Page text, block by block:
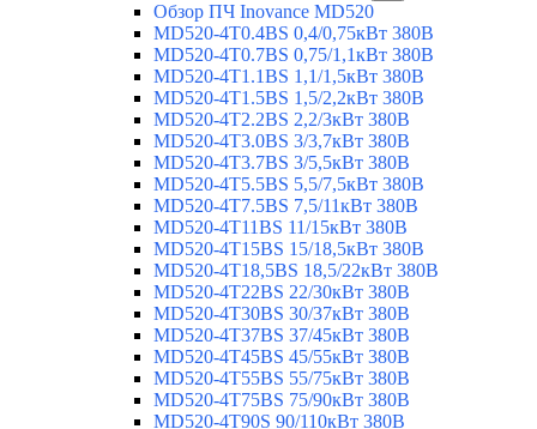
Обзор ПЧ Inovance MD520
MD520-4T0.4BS 0,4/0,75кВт 380В
MD520-4T0.7BS 0,75/1,1кВт 380В
MD520-4T1.1BS 1,1/1,5кВт 380В
MD520-4T1.5BS 1,5/2,2кВт 380В
MD520-4T2.2BS 2,2/3кВт 380В
MD520-4T3.0BS 3/3,7кВт 380В
MD520-4T3.7BS 3/5,5кВт 380В
MD520-4T5.5BS 5,5/7,5кВт 380В
MD520-4T7.5BS 7,5/11кВт 380В
MD520-4T11BS 11/15кВт 380В
MD520-4T15BS 15/18,5кВт 380В
MD520-4T18,5BS 18,5/22кВт 380В
MD520-4T22BS 22/30кВт 380В
MD520-4T30BS 30/37кВт 380В
MD520-4T37BS 37/45кВт 380В
MD520-4T45BS 45/55кВт 380В
MD520-4T55BS 55/75кВт 380В
MD520-4T75BS 75/90кВт 380В
MD520-4T90S 90/110кВт 380В